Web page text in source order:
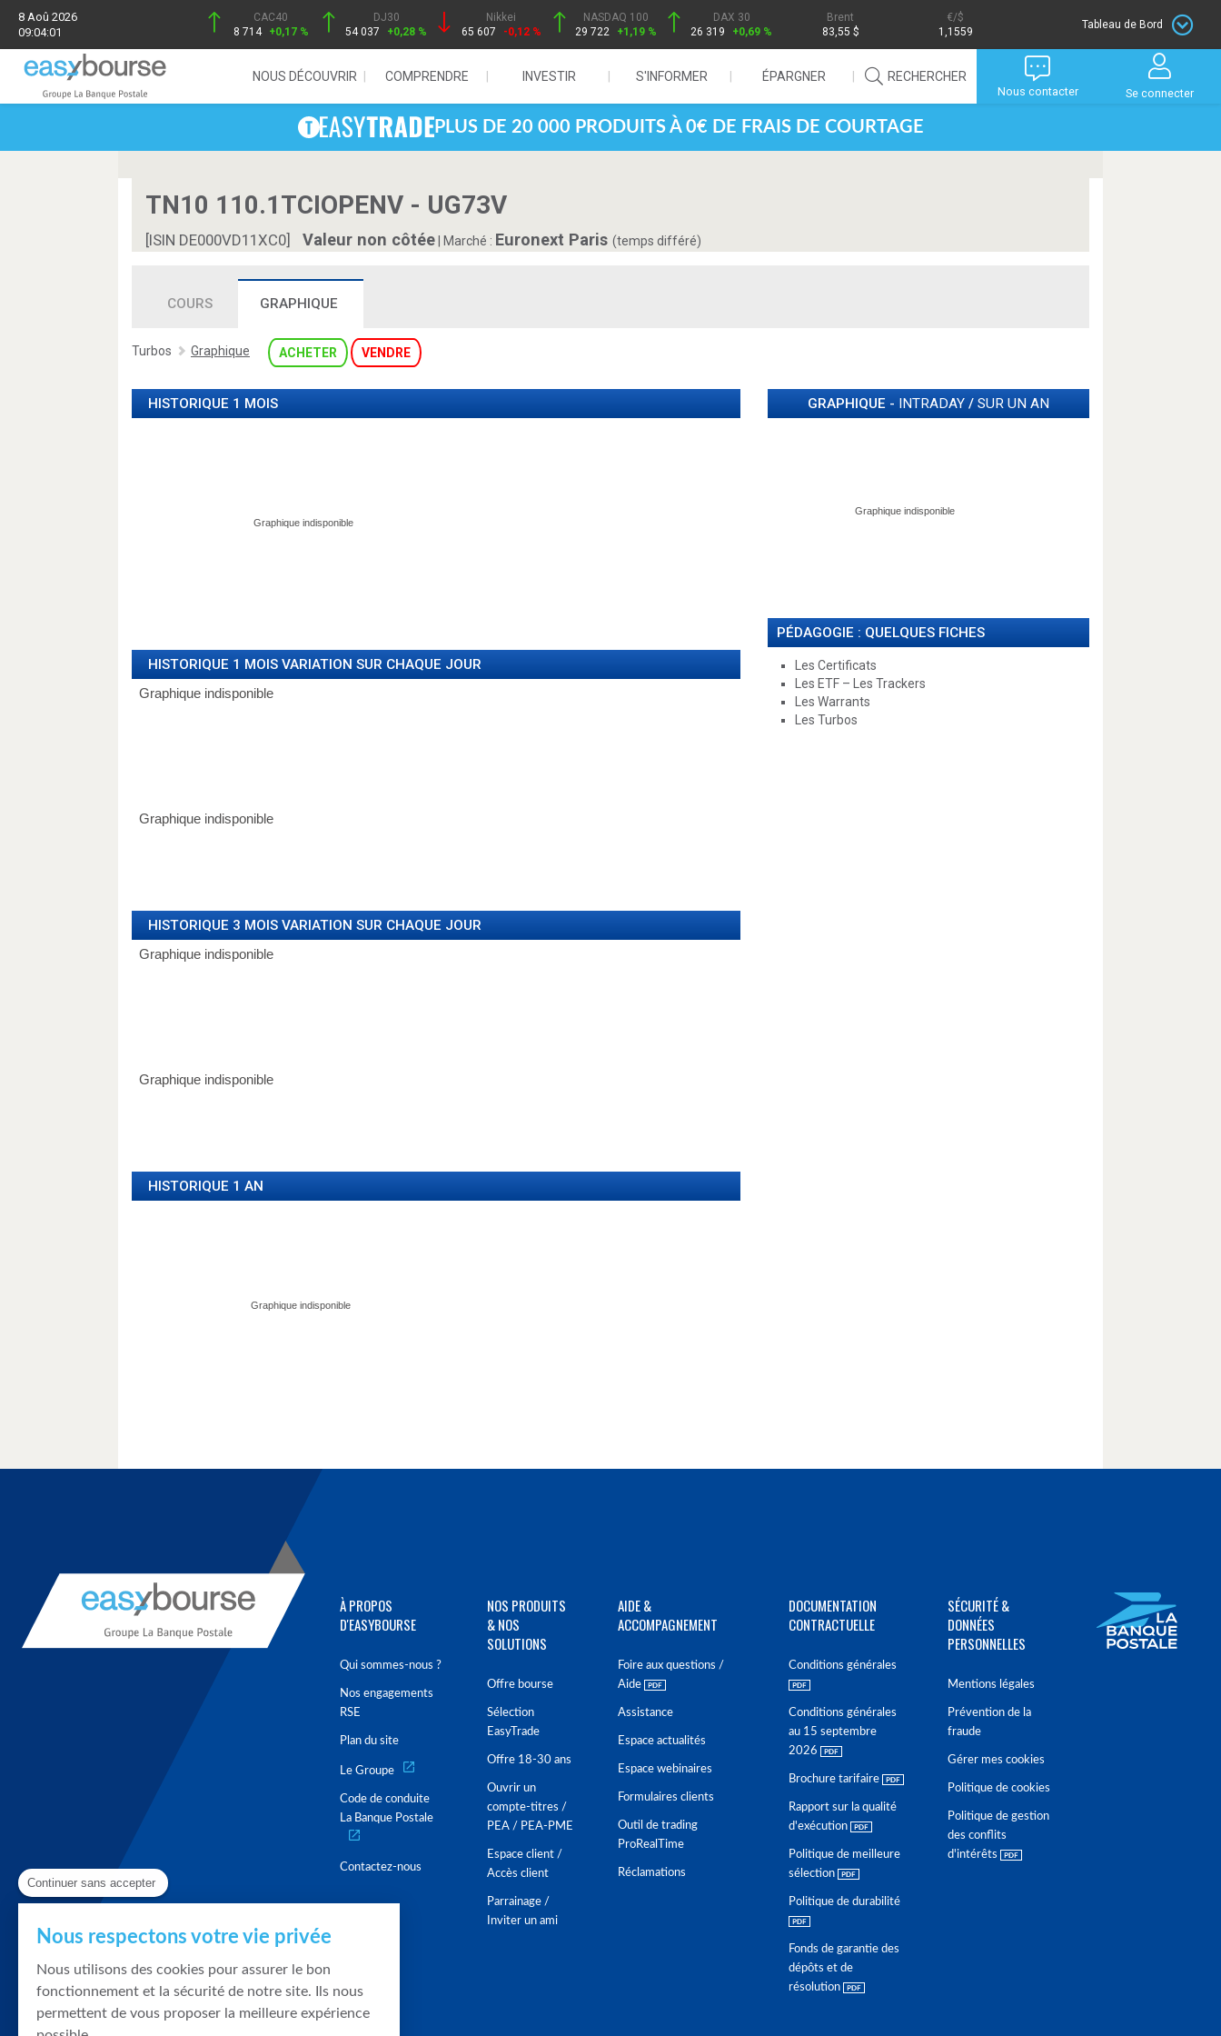
8 Aoû 2026
09:04:01
CAC40
8 714 +0,17 %
DJ30
54 037
+0,28 %
Nikkei
65 607
-0,12 %
NASDAQ 100
29 722
+1,19 %
DAX 30
26 319
+0,69 %
Brent
83,55 $
/$
1,1559
Tableau de Bord
NOUS DÉCOUVRIR COMPRENDRE INVESTIR S'INFORMER ÉPARGNER RECHERCHER
Nous contacter Se connecter
PLUS DE 20 000 PRODUITS À 0€ DE FRAIS DE COURTAGE
TN10 110.1TCIOPENV - UG73V
[ISIN DE000VD11XC0] Valeur non côtée Marché : Euronext Paris (temps différé)
COURS GRAPHIQUE
Turbos Graphique ACHETER VENDRE
HISTORIQUE 1 MOIS
HISTORIQUE 1 MOIS VARIATION SUR CHAQUE JOUR
HISTORIQUE 3 MOIS VARIATION SUR CHAQUE JOUR
HISTORIQUE 1 AN
GRAPHIQUE - INTRADAY /SUR UN AN
PÉDAGOGIE : QUELQUES FICHES
Les Certificats
Les ETF – Les Trackers
Les Warrants
Les Turbos
À PROPOS
D'EASYBOURSE
Qui sommes-nous ?
Nos engagements
RSE
Plan du site
Le Groupe
Code de conduite
La Banque Postale
Contactez-nous
NOS PRODUITS
& NOS
SOLUTIONS
Offre bourse
Sélection
EasyTrade
Offre 18-30 ans
Ouvrir un
compte-titres /
PEA / PEA-PME
Espace client /
Accès client
Parrainage /
Inviter un ami
AIDE &
ACCOMPAGNEMENT
Foire aux questions /
Aide
Assistance
Espace actualités
Espace webinaires
Formulaires clients
Outil de trading
ProRealTime
Réclamations
DOCUMENTATION
CONTRACTUELLE
Conditions générales
Conditions générales
au 15 septembre
2026
Brochure tarifaire
Rapport sur la qualité
d'exécution
Politique de meilleure
sélection
Politique de durabilité
Fonds de garantie des
dépôts et de
résolution
SÉCURITÉ &
DONNÉES
PERSONNELLES
Mentions légales
Prévention de la
fraude
Gérer mes cookies
Politique de cookies
Politique de gestion
des conflits
d'intérêts
Continuer sans accepter
Nous respectons votre vie privée
Nous utilisons des cookies pour assurer le bon
fonctionnement et la sécurité de notre site. Ils nous
permettent de vous proposer la meilleure expérience